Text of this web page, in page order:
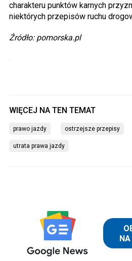
charakteru punktów karnych
niektórych przepisów ruchu
Źródło: pomorska.pl
prawo jazdy ostrzejsze przepisy
utrata prawa jazdy